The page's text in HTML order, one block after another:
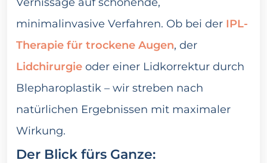
minimalinvasive Verfahren. Ob bei der IPL-
Therapie für trockene Augen, der
Lidchirurgie oder einer Lidkorrektur durch
Blepharoplastik – wir streben nach
natürlichen Ergebnissen mit maximaler
Wirkung.
Der Blick fürs Ganze: